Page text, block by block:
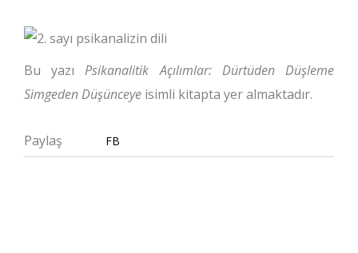
Bu yazıPsikanalitik Açılımlar: Dürtüden Düşleme
Simgeden Düşünceye isimli kitapta yer almaktadır.
Paylaş FB